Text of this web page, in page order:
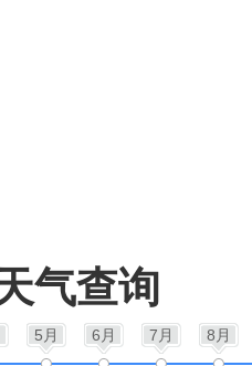
气查询
5月 6月 7月 8月